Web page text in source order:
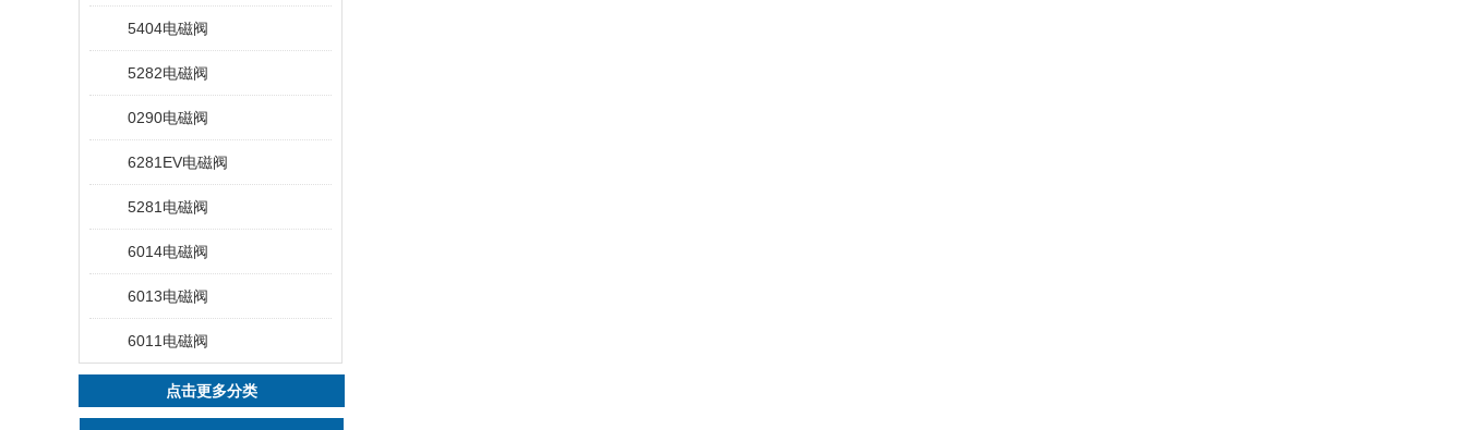
5404电磁阀
5282电磁阀
0290电磁阀
6281EV电磁阀
5281电磁阀
6014电磁阀
6013电磁阀
6011电磁阀
点击更多分类